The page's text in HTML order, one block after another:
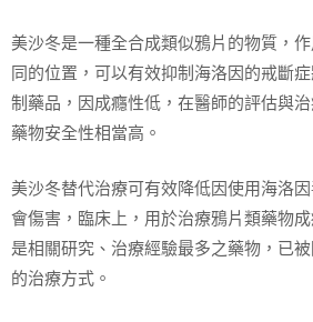
美沙冬是一種全合成類似鴉片的物質，
同的位置，可以有效抑制海洛因的戒斷
制藥品，因成癮性低，在醫師的評估與
藥物安全性相當高。
美沙冬替代治療可有效降低因使用海洛
會傷害，臨床上，用於治療鴉片類藥物
是相關研究、治療經驗最多之藥物，已
的治療方式。